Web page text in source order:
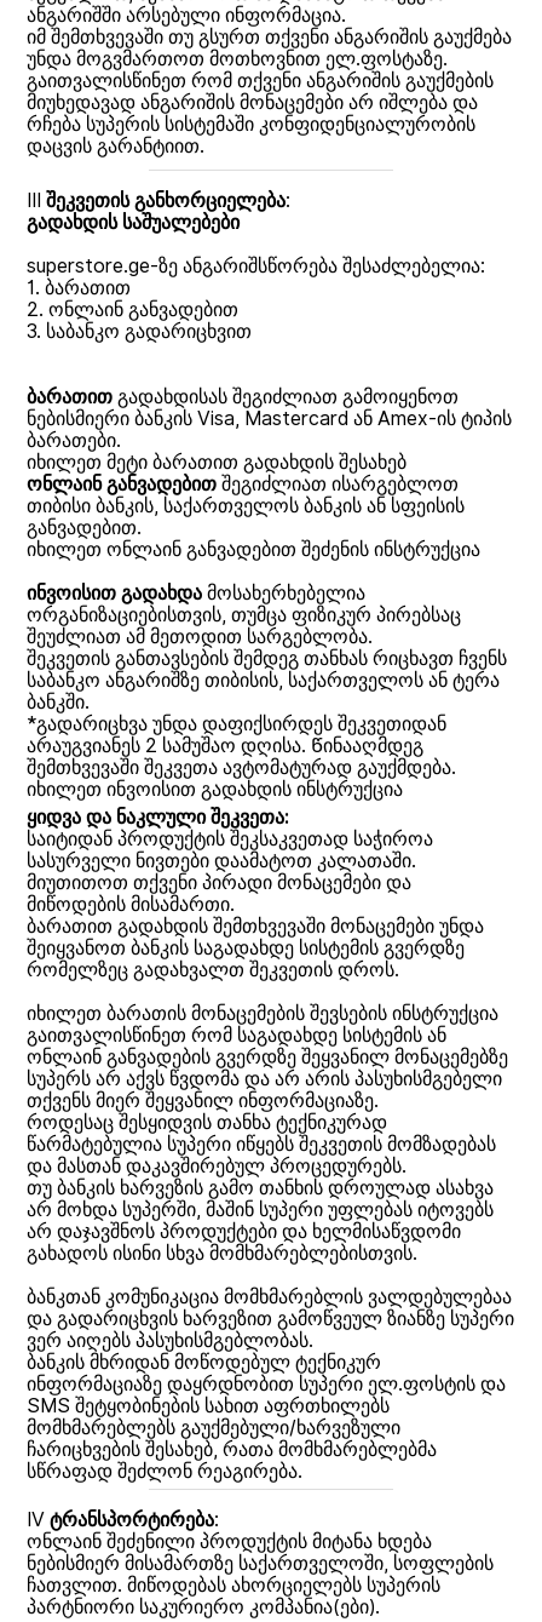
ანგარიშში არსებული ინფორმაცია.
იმ შემთხვევაში თუ გსურთ თქვენი ანგარიშის გაუქმება
უნდა მოგვმართოთ მოთხოვნით ელ.ფოსტაზე.
გაითვალისწინეთ რომ თქვენი ანგარიშის გაუქმების
მიუხედავად ანგარიშის მონაცემები არ იშლება და
რჩება სუპერის სისტემაში კონფიდენციალურობის
დაცვის გარანტიით.
IIIშეკვეთის განხორციელება:
გადახდის საშუალებები
superstore.ge-ზე ანგარიშსწორება შესაძლებელია:
1. ბარათით
2. ონლაინ განვადებით
3. საბანკო გადარიცხვით
ბარათითგადახდისას შეგიძლიათ გამოიყენოთ
ნებისმიერი ბანკის Visa, Mastercard ან Amex-ის ტიპის
ბარათები.
იხილეთ მეტი ბარათით გადახდის შესახებ
ონლაინ განვადებითშეგიძლიათ ისარგებლოთ
თიბისი ბანკის, საქართველოს ბანკის ან სფეისის
განვადებით.
იხილეთ ონლაინ განვადებით შეძენის ინსტრუქცია
ინვოისით გადახდამოსახერხებელია
ორგანიზაციებისთვის, თუმცა ფიზიკურ პირებსაც
შეუძლიათ ამ მეთოდით სარგებლობა.
შეკვეთის განთავსების შემდეგ თანხას რიცხავთ ჩვენს
საბანკო ანგარიშზე თიბისის, საქართველოს ან ტერა
ბანკში.
*გადარიცხვა უნდა დაფიქსირდეს შეკვეთიდან
არაუგვიანეს 2 სამუშაო დღისა. Წინააღმდეგ
შემთხვევაში შეკვეთა ავტომატურად გაუქმდება.
იხილეთ ინვოისით გადახდის ინსტრუქცია
ყიდვა და ნაკლული შეკვეთა:
საიტიდან პროდუქტის შეკსაკვეთად საჭიროა
სასურველი ნივთები დაამატოთ კალათაში.
მიუთითოთ თქვენი პირადი მონაცემები და
მიწოდების მისამართი.
ბარათით გადახდის შემთხვევაში მონაცემები უნდა
შეიყვანოთ ბანკის საგადახდე სისტემის გვერდზე
რომელზეც გადახვალთ შეკვეთის დროს.
იხილეთ ბარათის მონაცემების შევსების ინსტრუქცია
გაითვალისწინეთ რომ საგადახდე სისტემის ან
ონლაინ განვადების გვერდზე შეყვანილ მონაცემებზე
სუპერს არ აქვს წვდომა და არ არის პასუხისმგებელი
თქვენს მიერ შეყვანილ ინფორმაციაზე.
როდესაც შესყიდვის თანხა ტექნიკურად
წარმატებულია სუპერი იწყებს შეკვეთის მომზადებას
და მასთან დაკავშირებულ პროცედურებს.
თუ ბანკის ხარვეზის გამო თანხის დროულად ასახვა
არ მოხდა სუპერში, მაშინ სუპერი უფლებას იტოვებს
არ დაჯავშნოს პროდუქტები და ხელმისაწვდომი
გახადოს ისინი სხვა მომხმარებლებისთვის.
ბანკთან კომუნიკაცია მომხმარებლის ვალდებულებაა
და გადარიცხვის ხარვეზით გამოწვეულ ზიანზე სუპერი
ვერ აიღებს პასუხისმგებლობას.
ბანკის მხრიდან მოწოდებულ ტექნიკურ
ინფორმაციაზე დაყრდნობით სუპერი ელ.ფოსტის და
SMS შეტყობინების სახით აფრთხილებს
მომხმარებლებს გაუქმებული/ხარვეზული
ჩარიცხვების შესახებ, რათა მომხმარებლებმა
სწრაფად შეძლონ რეაგირება.
IVტრანსპორტირება:
ონლაინ შეძენილი პროდუქტის მიტანა ხდება
ნებისმიერ მისამართზე საქართველოში, სოფლების
ჩათვლით. მიწოდებას ახორციელებს სუპერის
პარტნიორი საკურიერო კომპანია(ები).